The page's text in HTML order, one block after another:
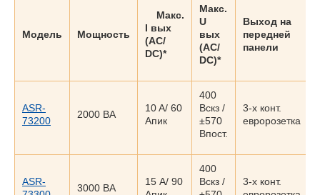
Модель Мощность
Макс.
I вых
(AC/
DC)*
Макс.
U
вых
(AC/
DC)*
Выход на
передней
панели
ASR-
73200
2000 ВА
10 A/ 60
Апик
400
Вскз /
±570
Впост.
3-х конт.
евророзетка
ASR-
3000 ВА
15 А/ 90
400
Вскз /
3-х конт.